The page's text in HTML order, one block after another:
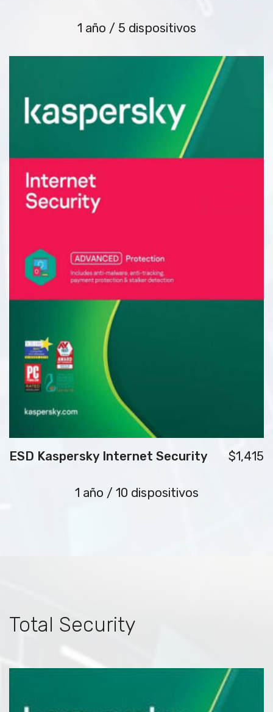
1 año / 5 dispositivos
ESD Kaspersky Internet Security $1,415
1 año / 10 dispositivos
Total Security